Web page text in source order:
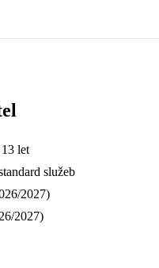
let
služeb
2027)
2027)